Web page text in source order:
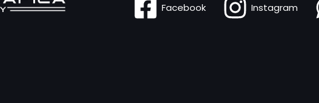
Facebook Instagram